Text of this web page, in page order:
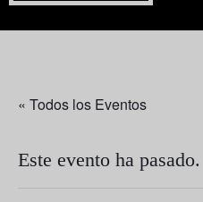
« Todos los Eventos
Este evento ha pasado.